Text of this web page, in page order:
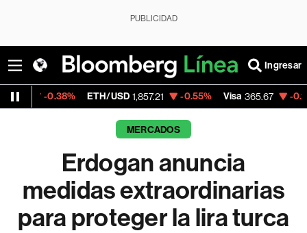
PUBLICIDAD
Ingresar
ETH/USD 1,857.21 -0.55% Visa 365.67 -0.13%
MERCADOS
Erdogan anuncia
medidas extraordinarias
para proteger la lira turca